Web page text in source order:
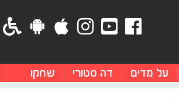
על מדים דה סטורי שחקו